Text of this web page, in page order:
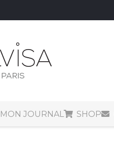
MON JOURNAL SHOP